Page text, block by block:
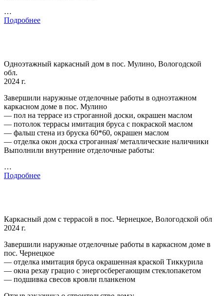
…
Подробнее
Одноэтажный каркасный дом в пос. Мулино, Вологодской
обл.
2024 г.
Завершили наружные отделочные работы в одноэтажном
каркасном доме в пос. Мулино
— пол на террасе из строганной доски, окрашен маслом
— потолок террасы имитация бруса с покраской маслом
— фальш стена из бруска 60*60, окрашен маслом
— отделка окон доска строганная/ металлические наличники
Выполнили внутренние отделочные работы:
…
Подробнее
Каркасный дом с террасой в пос. Чернецкое, Вологодской обл
2024 г.
Завершили наружные отделочные работы в каркасном доме в
пос. Чернецкое
— отделка имитация бруса окрашенная краской Тиккурила
— окна рехау грацио с энергосберегающим стеклопакетом
— подшивка свесов кровли планкеном